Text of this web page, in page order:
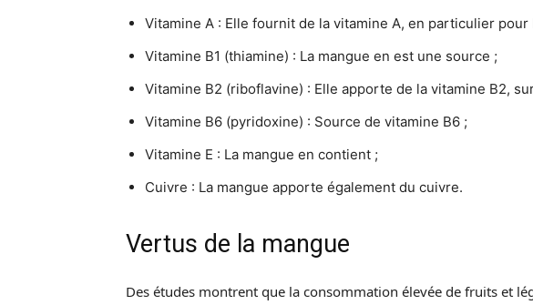
Vitamine A : Elle fournit de la vitamine A, en particulier pour
Vitamine B1 (thiamine) : La mangue en est une source ;
Vitamine B2 (riboflavine) : Elle apporte de la vitamine B2,
Vitamine B6 (pyridoxine) : Source de vitamine B6 ;
Vitamine E : La mangue en contient ;
Cuivre : La mangue apporte également du cuivre.
Vertus de la mangue
Des études montrent que la consommation élevée de fruits et